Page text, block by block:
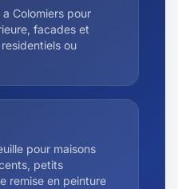
Colomiers pour
facades et
ou
pour maisons
petits
remise en peinture